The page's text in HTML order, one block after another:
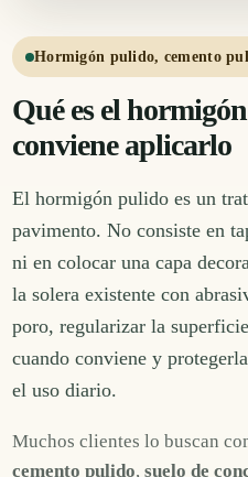
Hormigón pulido, cemento
Qué es el
conviene aplicarlo
El hormigón pulido es un
pavimento. No consiste en
ni en colocar una capa
la solera existente con
poro, regularizar la
cuando conviene y
el uso diario.
Muchos clientes lo buscan
cemento pulido, suelo de